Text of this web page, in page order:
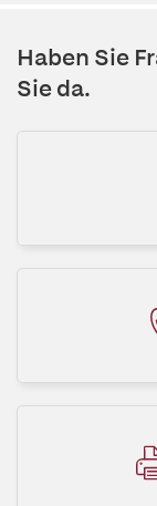
Haben Sie
Sie da.